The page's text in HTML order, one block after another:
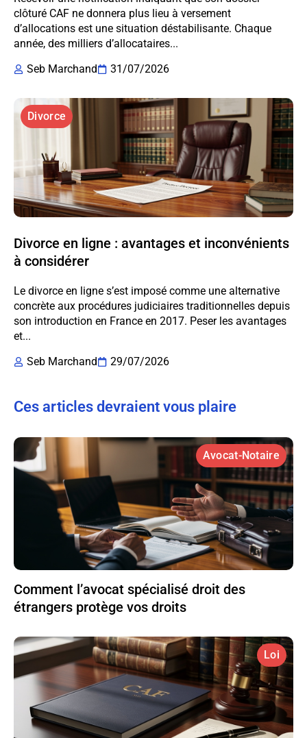
clôturé CAF ne donnera plus lieu à versement
d’allocations est une situation déstabilisante. Chaque
année, des milliers d’allocataires...
Seb Marchand
31/07/2026
Divorce
Divorce en ligne : avantages et inconvénients
à considérer
Le divorce en ligne s’est imposé comme une alternative
concrète aux procédures judiciaires traditionnelles depuis
son introduction en France en 2017. Peser les avantages
et...
Seb Marchand
29/07/2026
Ces articles devraient vous plaire
Avocat-Notaire
Comment l’avocat spécialisé droit des
étrangers protège vos droits
Loi